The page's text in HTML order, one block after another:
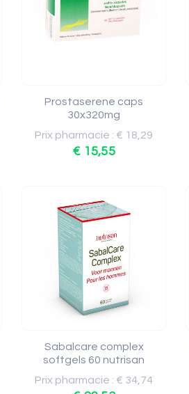
Prostaserene caps
30x320mg
Prix pharmacie : € 18,29
€ 15,55
Sabalcare complex
softgels 60 nutrisan
Prix pharmacie : € 34,74